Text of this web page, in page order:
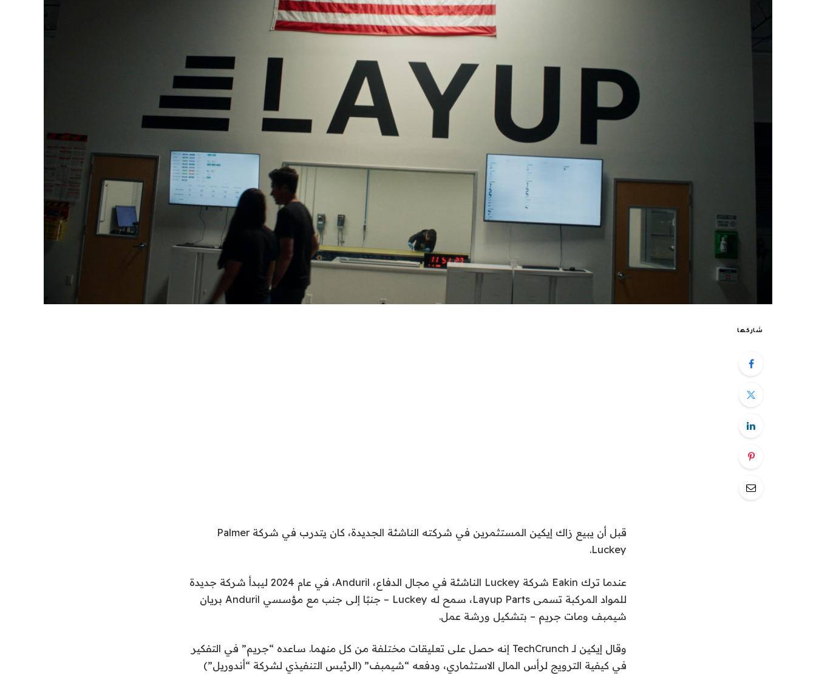
شاركها
قبل أن يبيع زاك إيكين المستثمرين في شركته الناشئة الجديدة، كان يتدرب في شركة Palmer
Luckey.
عندما ترك Eakin شركة Luckey الناشئة في مجال الدفاع، Anduril، في عام 2024 ليبدأ شركة جديدة
للمواد المركبة تسمى Layup Parts، سمح له Luckey – جنبًا إلى جنب مع مؤسسي Anduril بريان
شيمبف ومات جريم – بتشكيل ورشة عمل.
وقال إيكين لـ TechCrunch إنه حصل على تعليقات مختلفة من كل منهما. ساعده “جريم” في التفكير
في كيفية الترويج لرأس المال الاستثماري، ودفعه “شيمبف” (الرئيس التنفيذي لشركة “أندوريل”)